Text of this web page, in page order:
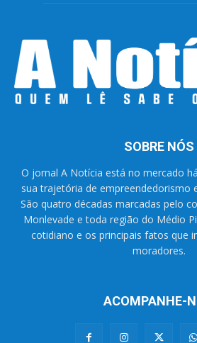
SOBRE NÓS
O jornal A Notícia está no mercado
sua trajetória de empreendedorismo
São quatro décadas marcadas pelo
Monlevade e toda região do Médio
cotidiano e os principais fatos que
moradores.
ACOMPANHE-